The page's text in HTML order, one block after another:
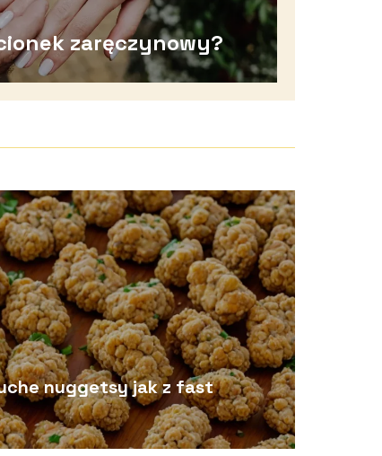
zaręczynowy?
nuggetsy jak z fast